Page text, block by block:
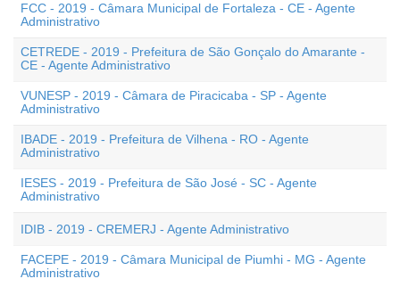
FCC - 2019 - Câmara Municipal de Fortaleza - CE - Agente
Administrativo
CETREDE - 2019 - Prefeitura de São Gonçalo do Amarante -
CE - Agente Administrativo
VUNESP - 2019 - Câmara de Piracicaba - SP - Agente
Administrativo
IBADE - 2019 - Prefeitura de Vilhena - RO - Agente
Administrativo
IESES - 2019 - Prefeitura de São José - SC - Agente
Administrativo
IDIB - 2019 - CREMERJ - Agente Administrativo
FACEPE - 2019 - Câmara Municipal de Piumhi - MG - Agente
Administrativo